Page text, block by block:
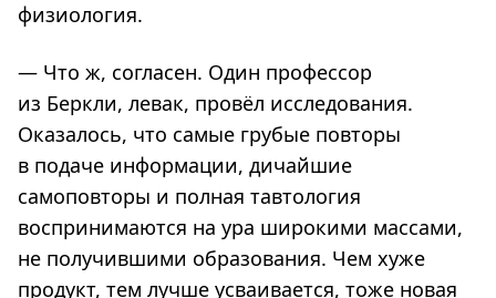
физиология.
— Что ж, согласен. Один профессор
из Беркли, левак, провёл исследования.
Оказалось, что самые грубые повторы
в подаче информации, дичайшие
самоповторы и полная тавтология
воспринимаются на ура широкими массами,
не получившими образования. Чем хуже
продукт, тем лучше усваивается, тоже новая